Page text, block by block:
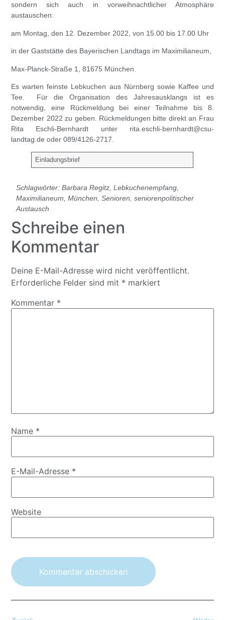
sondern sich auch in vorweihnachtlicher Atmosphäre
austauschen:
am Montag, den 12. Dezember 2022, von 15.00 bis 17.00 Uhr
in der Gaststätte des Bayerischen Landtags im Maximilianeum,
Max-Planck-Straße 1, 81675 München.
Es warten feinste Lebkuchen aus Nürnberg sowie Kaffee und
Tee. Für die Organisation des Jahresausklangs ist es
notwendig, eine Rückmeldung bei einer Teilnahme bis 8.
Dezember 2022 zu geben. Rückmeldungen bitte direkt an Frau
Rita Eschli-Bernhardt unter rita.eschli-bernhardt@csu-
landtag.deoder 089/4126-2717.
Einladungsbrief
Schlagwörter:Barbara Regitz,Lebkuchenempfang,
Maximilianeum,München,Senioren,seniorenpolitischer
Austausch
Schreibe einen
Kommentar
Deine E-Mail-Adresse wird nicht veröffentlicht.
Erforderliche Felder sind mit * markiert
Kommentar *
Name *
E-Mail-Adresse *
Website